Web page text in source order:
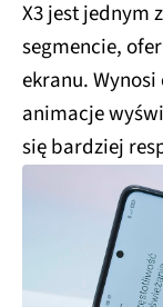
X3 jest jednym
segmencie,
ekranu. Wynosi
animacje
się bardziej